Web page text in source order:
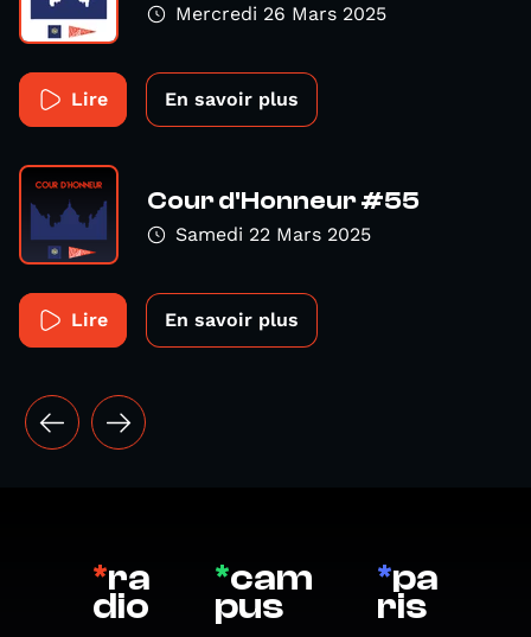
Mercredi 26 Mars 2025
Lire En savoir plus
Cour d'Honneur #55
Samedi 22 Mars 2025
Lire En savoir plus
*ra
dio
*cam
pus
*pa
ris